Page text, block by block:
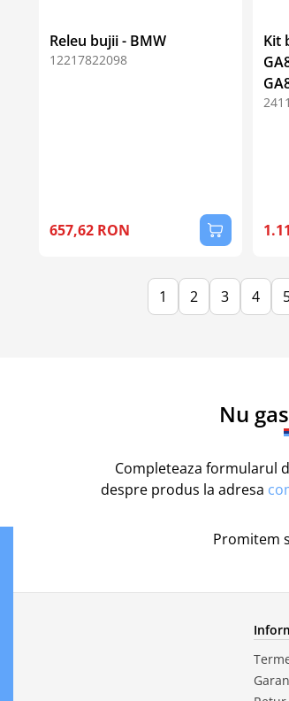
Releu bujii - BMW
12217822098
657,62 RON
Kit
1 2 3 4
Nu
Completeaza formularul
despre produs la adresa
Promitem